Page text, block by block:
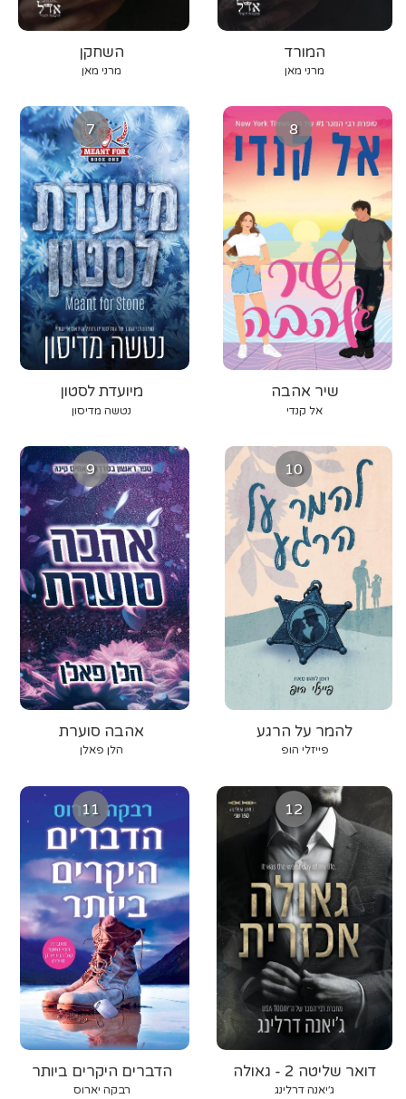
השחקן
מרני מאן
המורד
מרני מאן
7
מיועדת לסטון
נטשה מדיסון
8
שיר אהבה
אל קנדי
9
אהבה סוערת
הלן פאלן
10
להמר על הרגע
פייזלי הופ
11
הדברים היקרים ביותר
רבקה יארוס
12
דואר שליטה 2 - גאולה
אכזרית
ג׳יאנה דרלינג